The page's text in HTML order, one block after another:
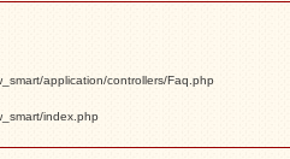
application/controllers/Faq.php
index.php